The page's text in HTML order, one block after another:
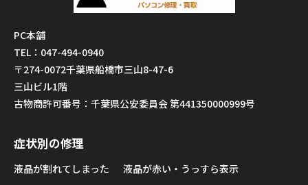
PC本舗
TEL：047-494-0940
〒274-0072千葉県船橋市三山8-47-6
三山ビル1階
古物商許可番号：千葉県公安委員会 第441350000999号
症状別の修理
液晶が割れてしまった
液晶が赤い・うっすら表示